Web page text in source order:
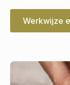
Werkwijze